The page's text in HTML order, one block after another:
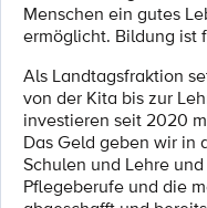
Menschen ein gutes
ermöglicht. Bildung ist
Als Landtagsfraktion
von der Kita bis zur
investieren seit 2020
Das Geld geben wir in
Schulen und Lehre
Pflegeberufe und die